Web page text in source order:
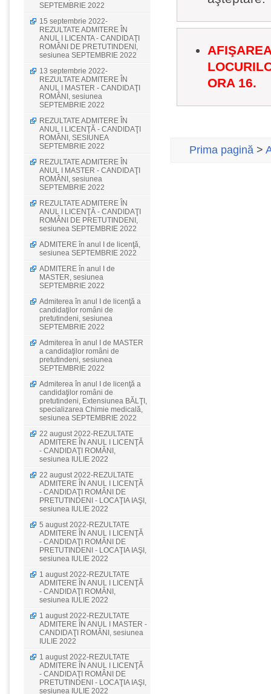
SEPTEMBRIE 2022
15 septembrie 2022-
REZULTATE ADMITERE ÎN
ANUL I LICENTA - CANDIDAŢI
ROMÂNI DE PRETUTINDENI,
sesiunea SEPTEMBRIE 2022
13 septembrie 2022-
REZULTATE ADMITERE ÎN
ANUL I MASTER - CANDIDAŢI
ROMÂNI, sesiunea
SEPTEMBRIE 2022
REZULTATE ADMITERE ÎN
ANUL I LICENŢĂ - CANDIDAŢI
ROMÂNI, SESIUNEA
SEPTEMBRIE 2022
REZULTATE ADMITERE ÎN
ANUL I MASTER - CANDIDAŢI
ROMÂNI, sesiunea
SEPTEMBRIE 2022
REZULTATE ADMITERE ÎN
ANUL I LICENŢĂ - CANDIDAŢI
ROMÂNI DE PRETUTINDENI,
sesiunea SEPTEMBRIE 2022
ADMITERE în anul I de licenţă,
sesiunea SEPTEMBRIE 2022
ADMITERE în anul I de
MASTER, sesiunea
SEPTEMBRIE 2022
Admiterea în anul I de licenţă a
candidaţilor români de
pretutindeni, sesiunea
SEPTEMBRIE 2022
Admiterea în anul I de MASTER
a candidaţilor români de
pretutindeni, sesiunea
SEPTEMBRIE 2022
Admiterea în anul I de licenţă a
candidaţilor români de
pretutindeni, Extensiunea BĂLŢI,
specializarea Chimie medicală,
sesiunea SEPTEMBRIE 2022
22 august 2022-REZULTATE
ADMITERE ÎN ANUL I LICENŢĂ
- CANDIDAŢI ROMÂNI,
sesiunea IULIE 2022
22 august 2022-REZULTATE
ADMITERE ÎN ANUL I LICENŢĂ
- CANDIDAŢI ROMÂNI DE
PRETUTINDENI - LOCAŢIA IAŞI,
sesiunea IULIE 2022
5 august 2022-REZULTATE
ADMITERE ÎN ANUL I LICENŢĂ
- CANDIDAŢI ROMÂNI DE
PRETUTINDENI - LOCAŢIA IAŞI,
sesiunea IULIE 2022
1 august 2022-REZULTATE
ADMITERE ÎN ANUL I LICENŢĂ
- CANDIDAŢI ROMÂNI,
sesiunea IULIE 2022
1 august 2022-REZULTATE
ADMITERE ÎN ANUL I MASTER -
CANDIDAŢI ROMÂNI, sesiunea
IULIE 2022
1 august 2022-REZULTATE
ADMITERE ÎN ANUL I LICENŢĂ
- CANDIDAŢI ROMÂNI DE
PRETUTINDENI - LOCAŢIA IAŞI,
sesiunea IULIE 2022
ORA 16.
Prima pagină >